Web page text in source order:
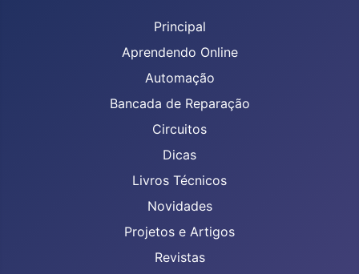
Principal
Aprendendo Online
Automação
Bancada de Reparação
Circuitos
Dicas
Livros Técnicos
Novidades
Projetos e Artigos
Revistas